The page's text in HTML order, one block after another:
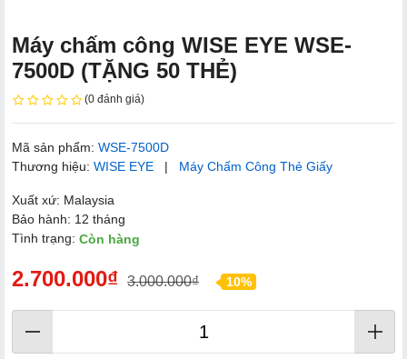
Máy chấm công WISE EYE WSE-
7500D (TẶNG 50 THẺ)
(0 đánh giá)
Mã sản phẩm: WSE-7500D
Thương hiệu: WISE EYE | Máy Chấm Công Thẻ Giấy
Xuất xứ: Malaysia
Bảo hành: 12 tháng
Tình trạng: Còn hàng
2.700.000₫ 3.000.000₫ 10%